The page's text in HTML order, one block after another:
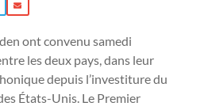
ont convenu samedi
les deux pays, dans leur
depuis l’investiture du
États-Unis. Le Premier